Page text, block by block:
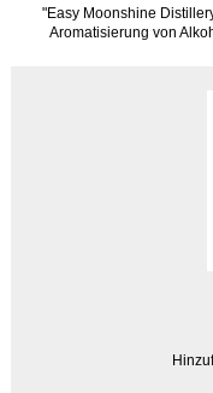
"Easy Moonshine
Aromatisierung von